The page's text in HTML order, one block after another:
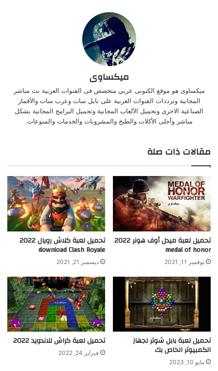
ميكساوى
ميكساوى هو موقع الكتونى عربي متخصص فى القنوات العربية بث مباشر
المجانية وترددات القنوات العربية على نايل سات وعرب سات والأقمار
الصناعية الاخرى وتحميل الألعاب المجانية وتحميل البرامج المجانية بشكل
مباشر وأحلى الأكلات والطبخ والمشروبات والخدمات والمنوعات.
مقالات ذات صلة
تحميل لعبة ميدل أوف هونر 2022
medal of honor
نوفمبر 11, 2021
تحميل لعبة كلاش رويال 2022
download Clash Royale
ديسمبر 21, 2021
تحميل لعبة بابل شوتر لجهاز
الكمبيوتر الخاص بك
مايو 10, 2023
تحميل لعبة كراش للاندويد 2022
فبراير 24, 2022